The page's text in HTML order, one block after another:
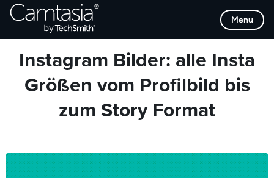
Direkt
zum
Menu
Browse Categories
Instagram Bilder: alle Insta
Größen vom Profilbild bis
zum Story Format